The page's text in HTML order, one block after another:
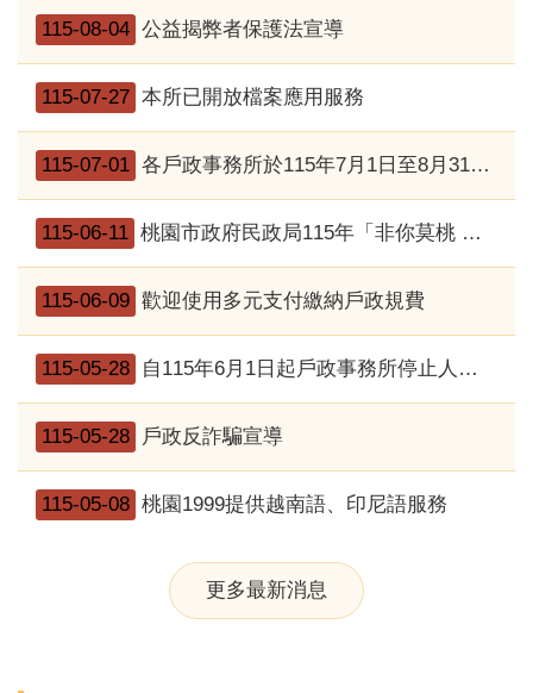
115-08-04 公益揭弊者保護法宣導
115-07-27 本所已開放檔案應用服務
115-07-01 各戶政事務所於115年7月1日至8月31日辦理「未換發新式國民身分證者」清查
115-06-11 桃園市政府民政局115年「非你莫桃 幸福緣定」單身聯誼活動開跑了！
115-06-09 歡迎使用多元支付繳納戶政規費
115-05-28 自115年6月1日起戶政事務所停止人工受理「入出國自動查驗通關註冊服務」
115-05-28 戶政反詐騙宣導
115-05-08 桃園1999提供越南語、印尼語服務
更多最新消息